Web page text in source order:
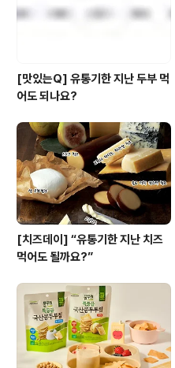
[맛있는Q] 유통기한 지난 두부 먹
어도 되나요?
[치즈데이] “유통기한 지난 치즈
먹어도 될까요?”